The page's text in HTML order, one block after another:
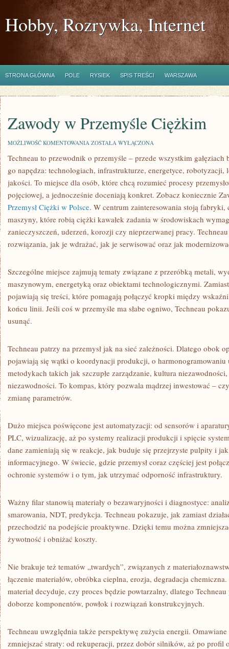
Hobby, Rozrywka, Internet
STRONA GŁÓWNA POLE RYSIEK SPIS TREŚCI WARSZAWA
Zawody w Przemyśle Ciężkim
MOŻLIWOŚĆ KOMENTOWANIA ZAWODY
PRZEMYŚLE
ZOSTAŁA WYŁĄCZONA
Techneau to przewodnik o przemyśle – przede wszystkim
go napędza: technologiach, infrastrukturze, energetyce, robotyzacji,
jakości. To miejsce dla osób, które chcą rozumieć procesy
pojęciowej, a jednocześnie doceniają konkret. Zobacz koniecznie
Przemysł Ciężki w Polsce. W centrum zainteresowania stoją
maszyny, które robią ciężki kawałek zadania w środowiskach
zanieczyszczeń, uderzeń, korozji czy nieprzerwanej pracy.
rozwiązania, jak je wdrażać, jak je serwisować oraz jak
Szczególne miejsce zajmują tematy związane z przeróbką metali,
maszynowym, energetyką oraz obiektami technologicznymi.
pojawiają się treści, które pomagają połączyć kropki między
końcu linii. Jeśli coś w przemyśle ma słabe ogniwo, Techneau
usunąć.
Techneau patrzy na przemysł jak na sieć zależności. Dlatego obok
pojawiają się wątki o koordynacji produkcji, o harmonogramowaniu
metodykach takich jak szczupłe zarządzanie, kultura
niezawodności. To kompas, który pozwala mądrzej inwestować –
zmianę parametrów.
Dużo miejsca poświęcone jest automatyzacji: od sensorów i
PLC, wizualizację, aż po systemy realizacji produkcji i spięcie
dane zamieniają się w reakcje, jak buduje się przejrzyste pulpity i
informacyjnego. W świecie, gdzie przemysł coraz częściej jest
ochronie systemów i o tym, jak utrzymać odporność infrastruktury.
Ważny filar stanowią materiały o bezawaryjności i diagnostyce:
smarowania, NDT, predykcja. Techneau pokazuje, jak zamiast
przechodzić na podejście proaktywne. Dzięki temu można
żywotność i obniżać koszty.
Nie brakuje też tematów „twardych”, związanych z
łączenie materiałów, obróbka cieplna, erozja, degradacja
materiał decyduje, czy proces będzie powtarzalny, dlatego
doborze komponentów, powłok i rozwiązań konstrukcyjnych.
Techneau uwzględnia także perspektywę zużycia energii.
zmniejszać straty: od rekuperacji, przez dobór silników, aż po profil